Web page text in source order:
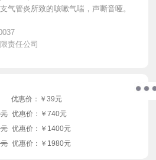
气管炎所致的咳嗽气喘，声嘶音哑。
责任公司
优惠价：￥39元
优惠价：￥740元
优惠价：￥1400元
优惠价：￥1980元